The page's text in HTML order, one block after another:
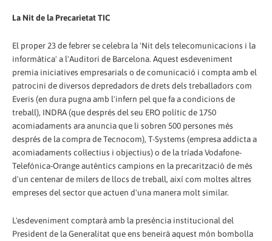
La Nit de la Precarietat TIC
El proper 23 de febrer se celebra la 'Nit dels telecomunicacions i la
informàtica' a l'Auditori de Barcelona. Aquest esdeveniment
premia iniciatives empresarials o de comunicació i compta amb el
patrocini de diversos depredadors de drets dels treballadors com
Everis (en dura pugna amb l'infern pel que fa a condicions de
treball), INDRA (que després del seu ERO polític de 1750
acomiadaments ara anuncia que li sobren 500 persones més
després de la compra de Tecnocom), T-Systems (empresa addicta a
acomiadaments col·lectius i objectius) o de la tríada Vodafone-
Telefónica-Orange autèntics campions en la precarització de més
d'un centenar de milers de llocs de treball, així com moltes altres
empreses del sector que actuen d'una manera molt similar.
L'esdeveniment comptarà amb la presència institucional del
President de la Generalitat que ens beneirà aquest món bombolla